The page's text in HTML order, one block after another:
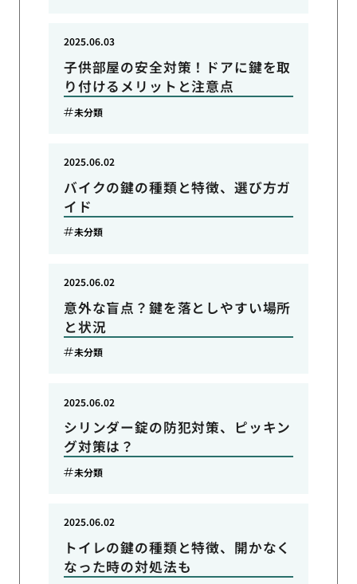
子供部屋の安全対策！ドアに鍵を取
り付けるメリットと注意点
2025.06.03
未分類
バイクの鍵の種類と特徴、選び方ガ
イド
2025.06.02
未分類
意外な盲点？鍵を落としやすい場所
と状況
2025.06.02
未分類
シリンダー錠の防犯対策、ピッキン
グ対策は？
2025.06.02
未分類
トイレの鍵の種類と特徴、開かなく
なった時の対処法も
2025.06.02